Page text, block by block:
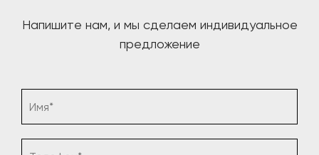
Напишите нам, и мы сделаем индивидуальное
предложение